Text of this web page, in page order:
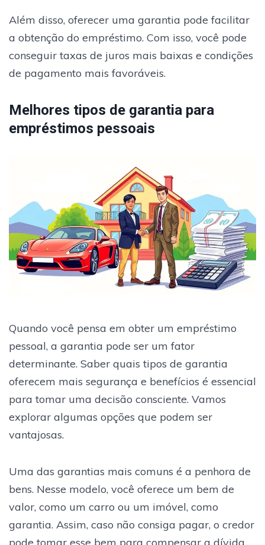
Além disso, oferecer uma garantia pode facilitar
a obtenção do empréstimo. Com isso, você pode
conseguir taxas de juros mais baixas e condições
de pagamento mais favoráveis.
Melhores tipos de garantia para
empréstimos pessoais
Quando você pensa em obter um empréstimo
pessoal, a garantia pode ser um fator
determinante. Saber quais tipos de garantia
oferecem mais segurança e benefícios é essencial
para tomar uma decisão consciente. Vamos
explorar algumas opções que podem ser
vantajosas.
Uma das garantias mais comuns é a penhora de
bens. Nesse modelo, você oferece um bem de
valor, como um carro ou um imóvel, como
garantia. Assim, caso não consiga pagar, o credor